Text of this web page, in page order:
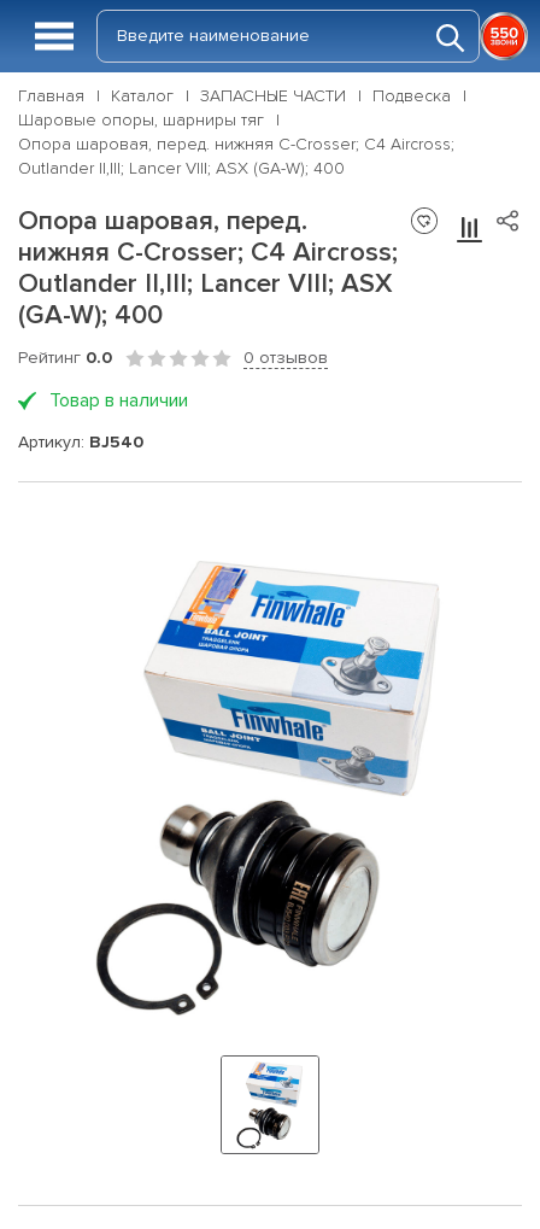
Главная Каталог ЗАПАСНЫЕ ЧАСТИ
Подвеска
Шаровые опоры, шарниры тяг
Опора шаровая, перед. нижняя C-Crosser; C4 Aircross;
Outlander II,III; Lancer VIII; ASX (GA-W); 400
Опора шаровая, перед.
нижняя C-Crosser; C4 Aircross;
Outlander II,III; Lancer VIII; ASX
(GA-W); 400
Рейтинг 0.0 0 отзывов
Товар в наличии
Артикул: BJ540